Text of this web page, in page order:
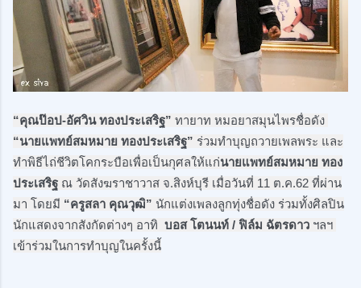
“คุณป๊อป-อัศวิน ทองประเสริฐ”
“นายแพทย์สมหมาย ทองประเสริฐ” ร่วมทำบุญถวายเพลพระ และ
ทำพิธีไถ่ชีวิตโคกระบือเพื่อเป็นกุศลให้แก่นายแพทย์สมหมาย ทอง
ประเสริฐ ณ วัดสังฆราชาวาส จ.สิงห์บุรี เมื่อวันที่ 11 ต.ค.62 ที่ผ่าน
มา โดยมี “ครูสลา คุณวุฒิ” นักแต่งเพลงลูกทุ่งชื่อดัง ร่วมทั้งศิลปิน
นักแสดงจากสังกัดต่างๆ อาทิ บอส โตนนท์ / ฟิล์ม ฉัตรดาว ฯลฯ
เข้าร่วมในการทำบุญในครั้งนี้